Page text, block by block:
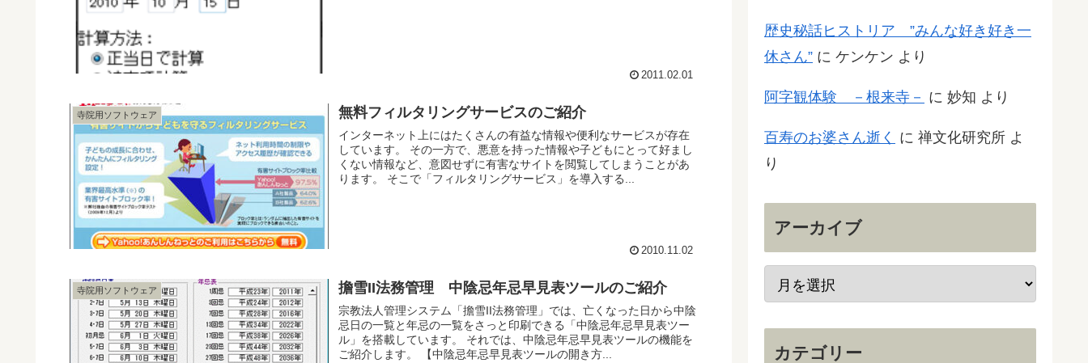
2011.02.01
寺院用ソフトウェア 無料フィルタリングサービスのご紹介
インターネット上にはたくさんの有益な情報や便利なサービスが存在
しています。 その一方で、悪意を持った情報や子どもにとって好まし
くない情報など、意図せずに有害なサイトを閲覧してしまうことがあ
ります。 そこで「フィルタリングサービス」を導入する...
2010.11.02
寺院用ソフトウェア 擔雪II法務管理 中陰忌年忌早見表ツールのご紹介
宗教法人管理システム「擔雪II法務管理」では、亡くなった日から中陰
忌日の一覧と年忌の一覧をさっと印刷できる「中陰忌年忌早見表ツー
ル」を搭載しています。 それでは、中陰忌年忌早見表ツールの機能を
ご紹介します。 【中陰忌年忌早見表ツールの開き方...
歴史秘話ヒストリア ”みんな好き好き一
休さん” に ケンケン より
阿字観体験 －根来寺－ に 妙知 より
百寿のお婆さん逝く に 禅文化研究所 よ
り
アーカイブ
カテゴリー